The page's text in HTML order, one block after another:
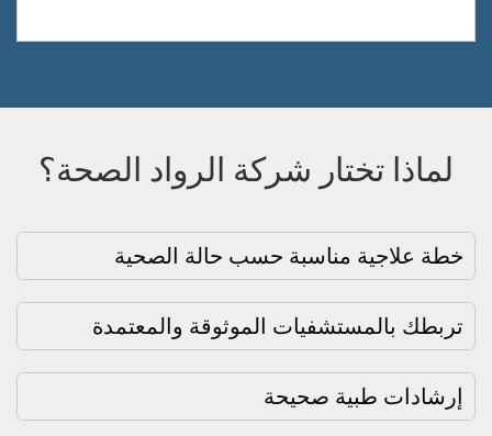
لماذا تختار شركة الرواد الصحة؟
خطة علاجية مناسبة حسب حالة الصحية
تربطك بالمستشفيات الموثوقة والمعتمدة
إرشادات طبية صحيحة